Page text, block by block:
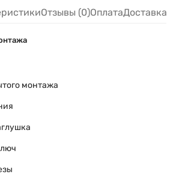
Отзывы (0)ОплатаДоставка
монтажа